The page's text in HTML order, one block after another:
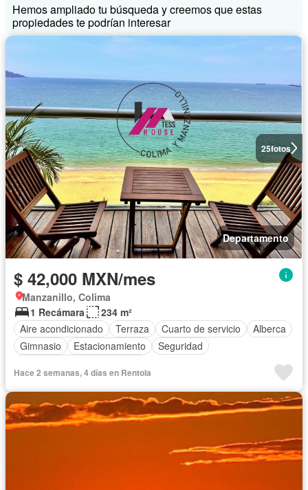
Hemos ampliado tu búsqueda y creemos que estas
propiedades te podrían interesar
25fotos
Departamento
$ 42,000 MXN/mes
Manzanillo, Colima
1 Recámara
234 m²
Aire acondicionado
Terraza Cuarto de servicio
Alberca
Gimnasio
Estacionamiento
Seguridad
Hace 2 semanas, 4 días en Rentola